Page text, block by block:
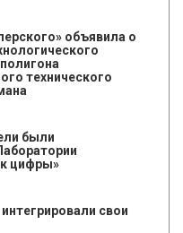
объявила о
технического
были
цифры»
свои